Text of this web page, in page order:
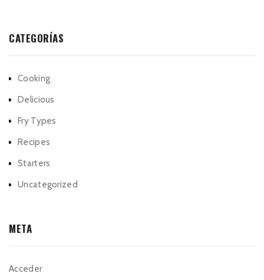
CATEGORÍAS
Cooking
Delicious
Fry Types
Recipes
Starters
Uncategorized
META
Acceder